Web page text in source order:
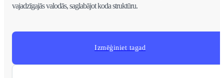
vajadzīgajās valodās, saglabājot koda struktūru.
Izmēģiniet tagad